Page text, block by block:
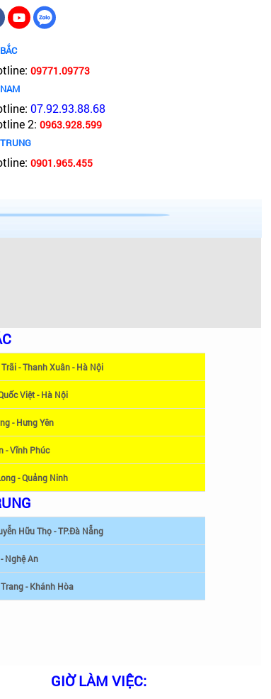
09771.09773
07.92.93.88.68
2:0963.928.599
0901.965.455
- Thanh Xuân - Hà Nội
Việt - Hà Nội
- Hưng Yên
- Vĩnh Phúc
- Quảng Ninh
Hữu Thọ - TP.Đà Nẵng
Nghệ An
- Khánh Hòa
GIỜ LÀM VIỆC: